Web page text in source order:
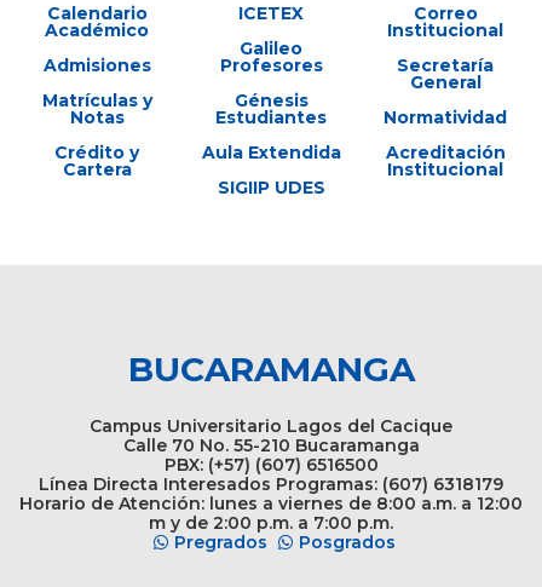
Calendario
Académico
Admisiones
Matrículas y
Notas
Crédito y
Cartera
ICETEX
Galileo
Profesores
Génesis
Estudiantes
Aula Extendida
SIGIIP UDES
Correo
Institucional
Secretaría
General
Normatividad
Acreditación
Institucional
BUCARAMANGA
Campus Universitario Lagos del Cacique
Calle 70 No. 55-210 Bucaramanga
PBX: (+57) (607) 6516500
Línea Directa Interesados Programas: (607) 6318179
Horario de Atención: lunes a viernes de 8:00 a.m. a 12:00
m y de 2:00 p.m. a 7:00 p.m.
Pregrados
Posgrados